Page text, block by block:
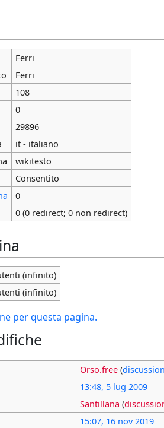
Ferri
Ferri
108
0
29896
it - italiano
wikitesto
Consentito
0
0 (0 redirect; 0 non redirect)
(infinito)
(infinito)
per questa pagina.
Orso.free (
13:48, 5 lug 2009
Santillana (
15:07, 16 nov 2019